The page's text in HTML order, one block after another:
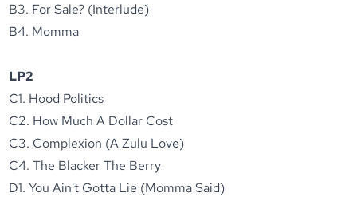
B3. For Sale? (Interlude)
B4. Momma
LP2
C1. Hood Politics
C2. How Much A Dollar Cost
C3. Complexion (A Zulu Love)
C4. The Blacker The Berry
D1. You Ain't Gotta Lie (Momma Said)